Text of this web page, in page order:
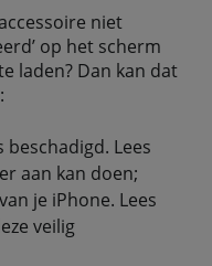
niet
op het scherm
laden? Dan kan dat
Lees
aan kan doen;
je iPhone. Lees
veilig